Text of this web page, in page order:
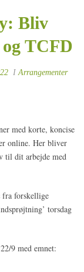
Bliv
TCFD
IArrangementer
med korte, koncise
online. Her bliver
til dit arbejde med
fra forskellige
torsdag
9 med emnet: